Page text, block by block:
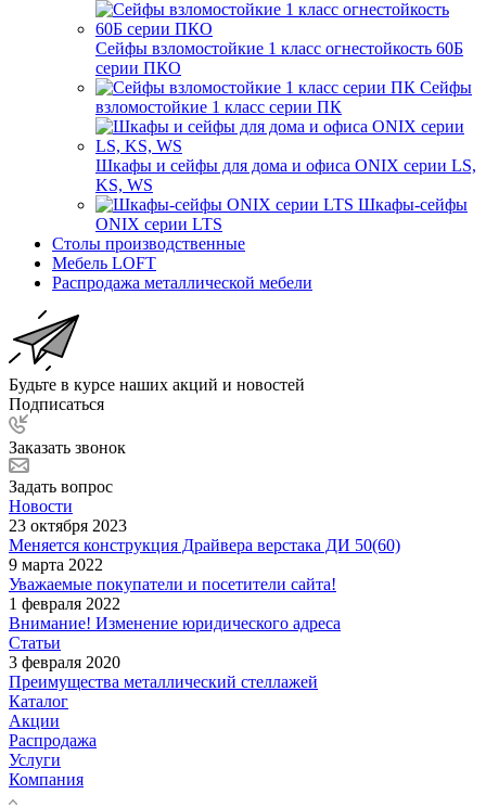
Сейфы взломостойкие 1 класс огнестойкость 60Б
серии ПКО
Сейфы
взломостойкие 1 класс серии ПК
Шкафы и сейфы для дома и офиса ONIX серии LS,
KS, WS
Шкафы-сейфы
ONIX серии LTS
Столы производственные
Мебель LOFT
Распродажа металлической мебели
Будьте в курсе наших акций и новостей
Подписаться
Заказать звонок
Задать вопрос
Новости
23 октября 2023
Меняется конструкция Драйвера верстака ДИ 50(60)
9 марта 2022
Уважаемые покупатели и посетители сайта!
1 февраля 2022
Внимание! Изменение юридического адреса
Статьи
3 февраля 2020
Преимущества металлический стеллажей
Каталог
Акции
Распродажа
Услуги
Компания